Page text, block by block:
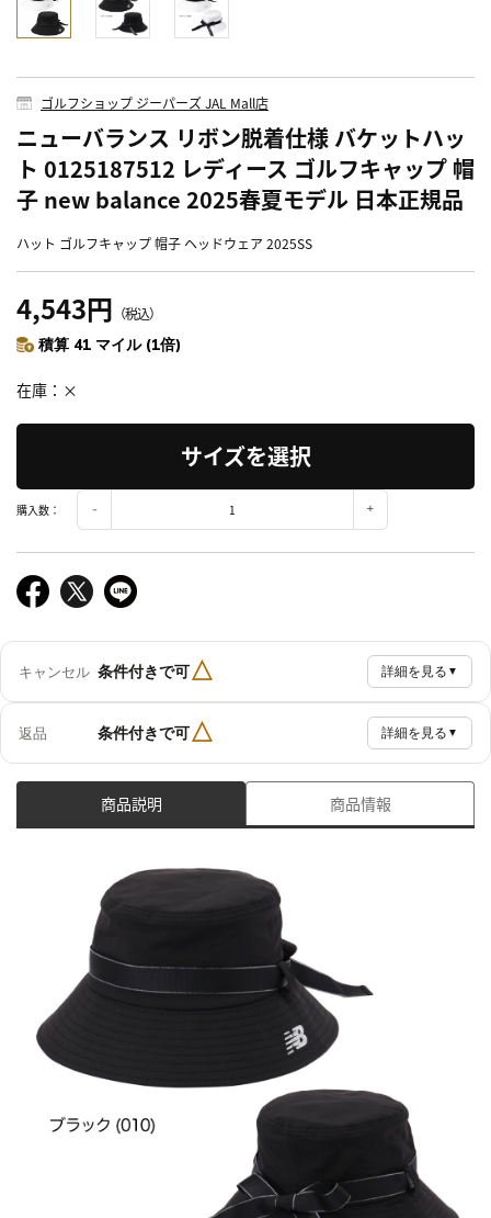
ゴルフショップ ジーパーズ JAL Mall店
ニューバランス リボン脱着仕様 バケットハッ
ト 0125187512 レディース ゴルフキャップ 帽
子 new balance 2025春夏モデル 日本正規品
ハット ゴルフキャップ 帽子 ヘッドウェア 2025SS
4,543円 （税込）
積算 41 マイル (1倍)
在庫 ×
サイズを選択
購入数：
キャンセル 条件付きで可△ 詳細を見る ▼
返品 条件付きで可△ 詳細を見る ▼
商品説明 商品情報